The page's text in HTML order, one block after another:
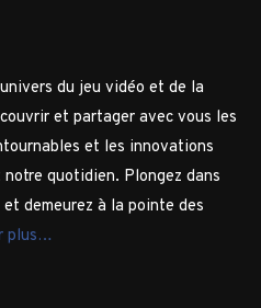
du jeu vidéo et de la
et partager avec vous les
et les innovations
quotidien. Plongez dans
demeurez à la pointe des
plus…